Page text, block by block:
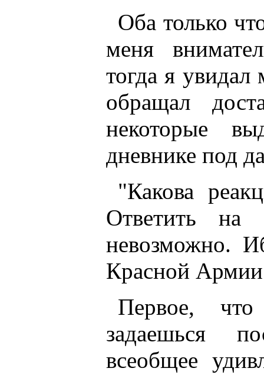
Оба только
меня
тогда я увидал
обращал
некоторые
дневнике под
"Какова
Ответить на
невозможно.
Красной Армии
Первое,
задаешься
всеобщее